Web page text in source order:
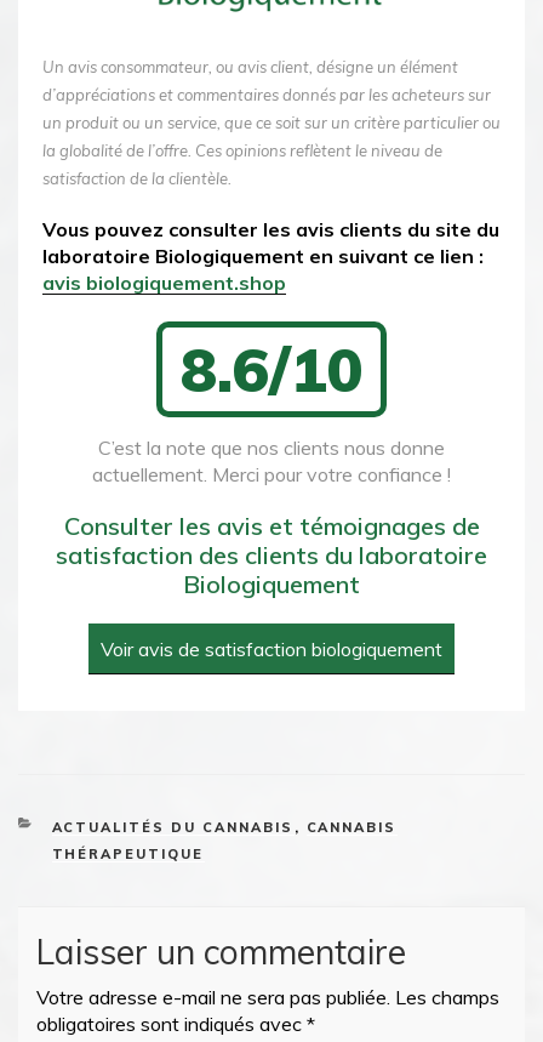
Un avis consommateur, ou avis client, désigne un élément
d’appréciations et commentaires donnés par les acheteurs sur
un produit ou un service, que ce soit sur un critère particulier ou
la globalité de l’offre. Ces opinions reflètent le niveau de
satisfaction de la clientèle.
Vous pouvez consulter les avis clients du site du
laboratoire Biologiquement en suivant ce lien :
avis biologiquement.shop
8.6/10
C’est la note que nos clients nous donne
actuellement. Merci pour votre confiance !
Consulter les avis et témoignages de
satisfaction des clients du laboratoire
Biologiquement
Voir avis de satisfaction biologiquement
CATEGORIES
ACTUALITÉS DU CANNABIS , CANNABIS
THÉRAPEUTIQUE
Laisser un commentaire
Votre adresse e-mail ne sera pas publiée. Les champs
obligatoires sont indiqués avec *